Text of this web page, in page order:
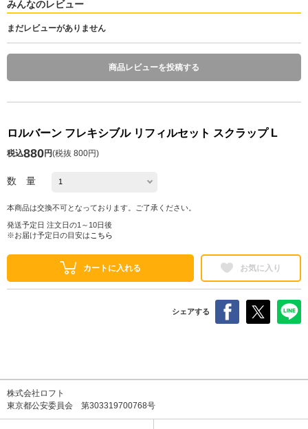
みんなのレビュー
まだレビューがありません
商品レビューを投稿する
ロルバーン フレキシブル リフィルセット スクラップ L
税込880円(税抜 800円)
数 量
本商品は交換不可となっております。ご了承ください。
発送予定日 注文日の1～10日後
※お届け予定日の目安は こちら
カートに入れる お気に入り
シェアする
株式会社ロフト
東京都公安委員会 第303319700768号